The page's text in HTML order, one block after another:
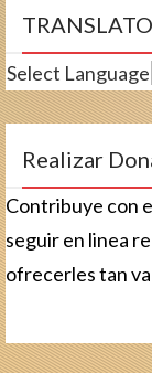
Select Language
Realizar
Contribuye con
seguir en linea
ofrecerles tan